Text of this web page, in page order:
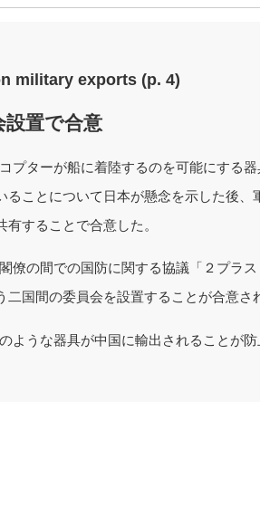
military exports (p. 4)
設置で合意
プターが船に着陸するのを可能にする器
ることについて日本が懸念を示した後、
することで合意した。
僚の間での国防に関する協議「２プラス
国間の委員会を設置することが合意さ
ような器具が中国に輸出されることが